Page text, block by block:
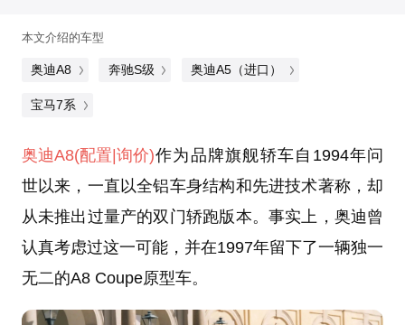
本文介绍的车型
奥迪A8 奔驰S级 奥迪A5（进口）
宝马7系
奥迪A8(配置|询价)作为品牌旗舰轿车自1994年问
世以来，一直以全铝车身结构和先进技术著称，却
从未推出过量产的双门轿跑版本。事实上，奥迪曾
认真考虑过这一可能，并在1997年留下了一辆独一
无二的A8 Coupe原型车。